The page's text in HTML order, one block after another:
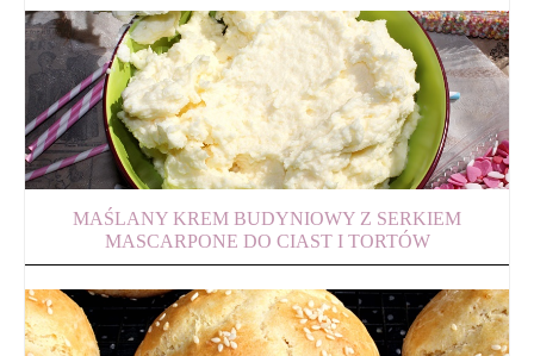
MAŚLANY KREM BUDYNIOWY Z SERKIEM
MASCARPONE DO CIAST I TORTÓW